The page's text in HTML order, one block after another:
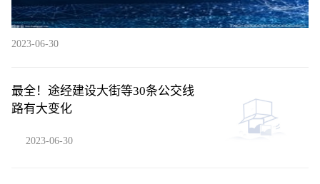
2023-06-30
最全！途经建设大街等30条公交线
路有大变化
2023-06-30